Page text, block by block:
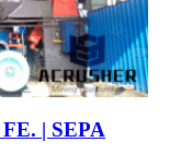
| SEPA